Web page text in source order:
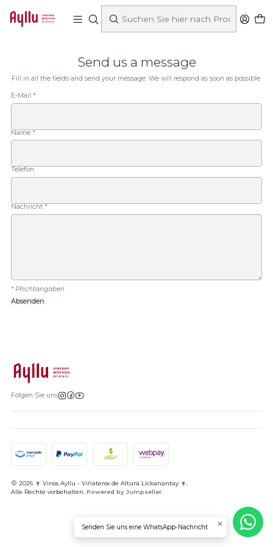
Send us a message
Fill in all the fields and send your message. We will respond as soon as possible.
E-Mail *
Name*
Telefon
Nachricht*
* Pflichtangaben
Folgen Sie uns
2026 🍷 Vinos Ayllu - Viñateros de Altura Lickanantay 🍷.
Alle Rechte vorbehalten. Powered by Jumpseller.
Senden Sie uns eine WhatsApp-Nachricht